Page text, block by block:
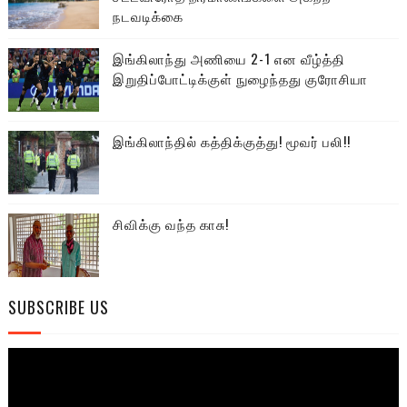
நடவடிக்கை
இங்கிலாந்து அணியை 2-1 என வீழ்த்தி
இறுதிப்போட்டிக்குள் நுழைந்தது குரோசியா
இங்கிலாந்தில் கத்திக்குத்து! மூவர் பலி!!
சிவிக்கு வந்த காசு!
SUBSCRIBE US